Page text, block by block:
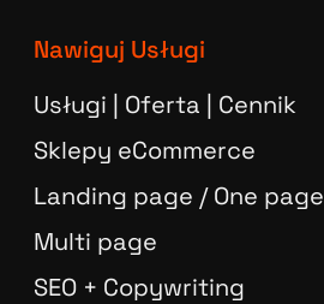
Nawiguj Usługi
Usługi | Oferta | Cennik
Sklepy eCommerce
Landing page / One page
Multi page
SEO + Copywriting